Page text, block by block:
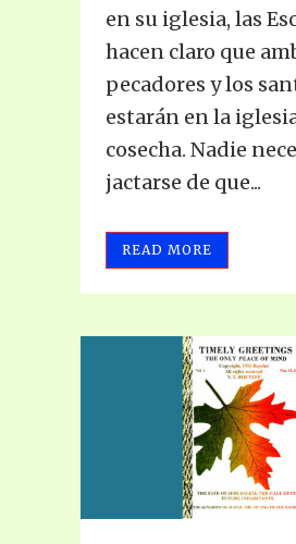
en su iglesia, las
hacen claro que
pecadores y los
estarán en la
cosecha. Nadie
jactarse de que...
READ MORE